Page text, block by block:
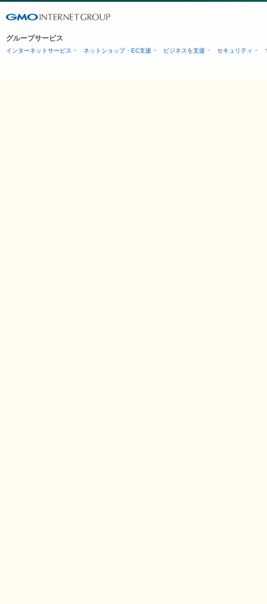
グループサービス
インターネットサービス ネットショップ・EC支援 ビジネスを支援 セキュリティ